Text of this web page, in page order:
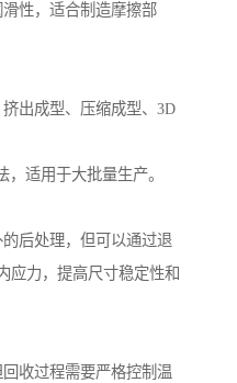
性，适合制造摩擦部
出成型、压缩成型、3D
适用于大批量生产。
后处理，但可以通过退
应力，提高尺寸稳定性和
收过程需要严格控制温